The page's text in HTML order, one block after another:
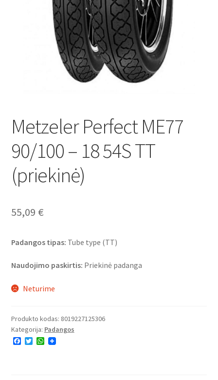
Metzeler Perfect ME77
90/100 – 18 54S TT
(priekinė)
55,09 €
Padangos tipas: Tube type (TT)
Naudojimo paskirtis: Priekinė padanga
Neturime
Produkto kodas: 8019227125306
Kategorija: Padangos
F
T
W